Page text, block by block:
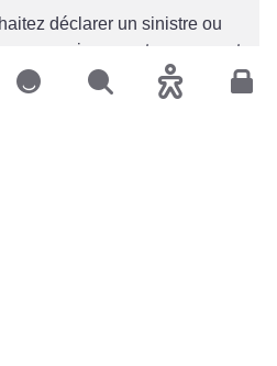
ParticuliersRechercherAccessibilité
déclarer un sinistre ou
un renseignement concernant
en-cours ?